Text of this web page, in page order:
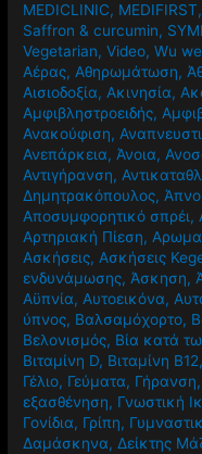
MEDICLINIC, MEDIFIRST,
Saffron & curcumin,
Vegetarian,Video,Wu
Αέρας, Αθηρωμάτωση,
Αισιοδοξία, Ακινησία,
Αμφιβληστροειδής,
Ανακούφιση,
Ανεπάρκεια, Άνοια,
Αντιγήρανση,
Δημητρακόπουλος,
Αποσυμφορητικό σπρέι,
Αρτηριακή Πίεση,
Ασκήσεις, Ασκήσεις
ενδυνάμωσης, Άσκηση,
Αϋπνία, Αυτοεικόνα,
ύπνος, Βαλσαμόχορτο,
Βελονισμός, Βία κατά
Βιταμίνη D, Βιταμίνη Β12,
Γέλιο, Γεύματα, Γήρανση,
εξασθένηση, Γνωστική
Γονίδια, Γρίπη,
Δαμάσκηνα, Δείκτης